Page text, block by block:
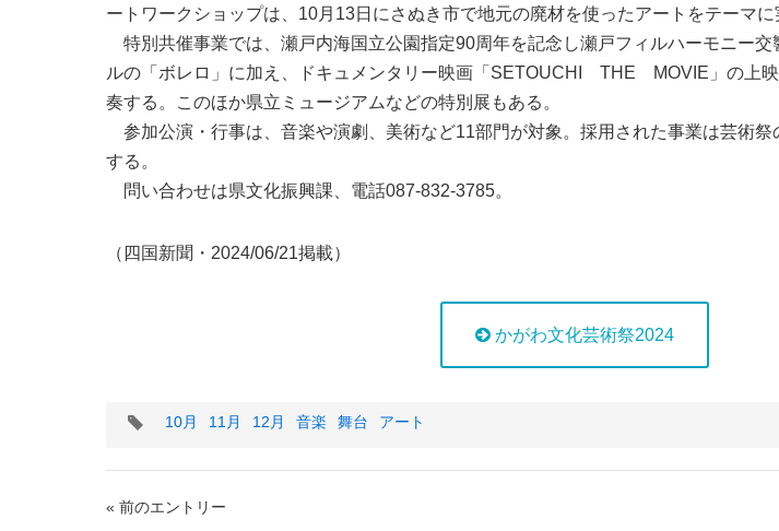
ートワークショップは、10月13日にさぬき市で地元の廃材を使ったアートをテーマに
特別共催事業では、瀬戸内海国立公園指定90周年を記念し瀬戸フィルハーモニー交
ルの「ボレロ」に加え、ドキュメンタリー映画「SETOUCHI THE MOVIE」の上
奏する。このほか県立ミュージアムなどの特別展もある。
参加公演・行事は、音楽や演劇、美術など11部門が対象。採用された事業は芸術祭
する。
問い合わせは県文化振興課、電話087-832-3785。
（四国新聞・2024/06/21掲載）
かがわ文化芸術祭2024
タ
10月 11月 12月 音楽 舞台 アート
« 前のエントリー